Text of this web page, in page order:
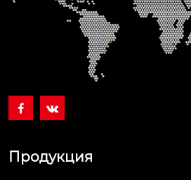
 
Продукция